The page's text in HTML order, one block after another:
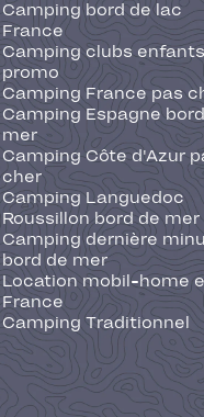
Camping bord de lac
France
Camping clubs
promo
Camping France pas
Camping Espagne
mer
Camping Côte d'Azur
cher
Camping Languedoc
Roussillon bord de mer
Camping dernière
bord de mer
Location mobil-home
France
Camping Traditionnel